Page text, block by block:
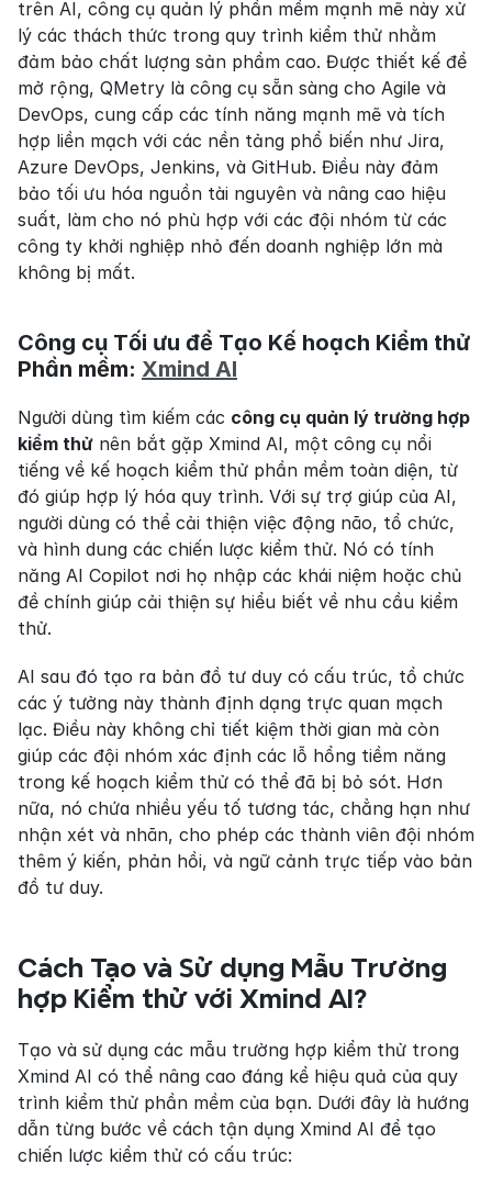
trên AI, công cụ quản lý phần mềm mạnh mẽ này xử
lý các thách thức trong quy trình kiểm thử nhằm
đảm bảo chất lượng sản phẩm cao. Được thiết kế để
mở rộng, QMetry là công cụ sẵn sàng cho Agile và
DevOps, cung cấp các tính năng mạnh mẽ và tích
hợp liền mạch với các nền tảng phổ biến như Jira,
Azure DevOps, Jenkins, và GitHub. Điều này đảm
bảo tối ưu hóa nguồn tài nguyên và nâng cao hiệu
suất, làm cho nó phù hợp với các đội nhóm từ các
công ty khởi nghiệp nhỏ đến doanh nghiệp lớn mà
không bị mất.
Công cụ Tối ưu để Tạo Kế hoạch Kiểm thử
Phần mềm: Xmind AI
Người dùng tìm kiếm các công cụ quản lý trường hợp
kiểm thử nên bắt gặp Xmind AI, một công cụ nổi
tiếng về kế hoạch kiểm thử phần mềm toàn diện, từ
đó giúp hợp lý hóa quy trình. Với sự trợ giúp của AI,
người dùng có thể cải thiện việc động não, tổ chức,
và hình dung các chiến lược kiểm thử. Nó có tính
năng AI Copilot nơi họ nhập các khái niệm hoặc chủ
đề chính giúp cải thiện sự hiểu biết về nhu cầu kiểm
thử.
AI sau đó tạo ra bản đồ tư duy có cấu trúc, tổ chức
các ý tưởng này thành định dạng trực quan mạch
lạc. Điều này không chỉ tiết kiệm thời gian mà còn
giúp các đội nhóm xác định các lỗ hổng tiềm năng
trong kế hoạch kiểm thử có thể đã bị bỏ sót. Hơn
nữa, nó chứa nhiều yếu tố tương tác, chẳng hạn như
nhận xét và nhãn, cho phép các thành viên đội nhóm
thêm ý kiến, phản hồi, và ngữ cảnh trực tiếp vào bản
đồ tư duy.
Cách Tạo và Sử dụng Mẫu Trường
hợp Kiểm thử với Xmind AI?
Tạo và sử dụng các mẫu trường hợp kiểm thử trong
Xmind AI có thể nâng cao đáng kể hiệu quả của quy
trình kiểm thử phần mềm của bạn. Dưới đây là hướng
dẫn từng bước về cách tận dụng Xmind AI để tạo
chiến lược kiểm thử có cấu trúc: